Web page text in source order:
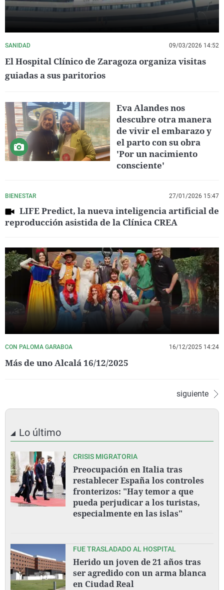
SANIDAD 09/03/2026 14:52
El Hospital Clínico de Zaragoza organiza visitas
guiadas a sus paritorios
Eva Alandes nos
descubre otra manera
de vivir el embarazo y
el parto con su obra
'Por un nacimiento
consciente'
BIENESTAR 27/01/2026 15:47
LIFE Predict, la nueva inteligencia artificial de
reproducción asistida de la Clínica CREA
CON PALOMA GARABOA 16/12/2025 14:24
Más de uno Alcalá 16/12/2025
siguiente
Lo último
CRISIS MIGRATORIA
Preocupación en Italia tras
restablecer España los controles
fronterizos: "Hay temor a que
pueda perjudicar a los turistas,
especialmente en las islas"
FUE TRASLADADO AL HOSPITAL
Herido un joven de 21 años tras
ser agredido con un arma blanca
en Ciudad Real